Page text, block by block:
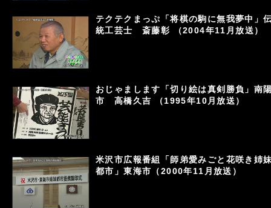
テクテクまっぷ「将棋の駒に無我夢中」
統工芸士 斎藤彰 （2004年11月放送）
おじゃまします「切り絵は真剣勝負」南
市 高橋久吉 （1995年10月放送）
米沢市広報番組「師弟愛みごと花咲き姉
都市」東海市（2000年11月放送）